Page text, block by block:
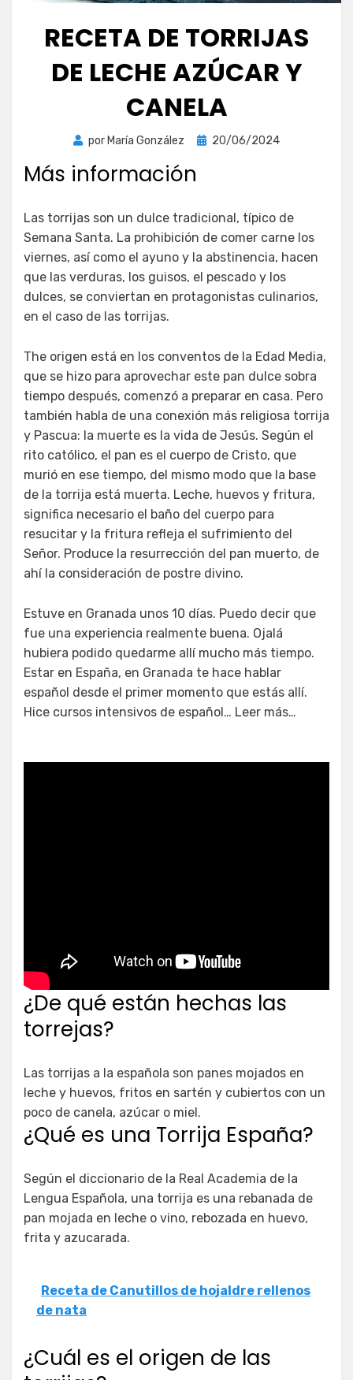
RECETA DE TORRIJAS
DE LECHE AZÚCAR Y
CANELA
por María González
Publicada
20/06/2024
Más información
Las torrijas son un dulce tradicional, típico de
Semana Santa. La prohibición de comer carne los
viernes, así como el ayuno y la abstinencia, hacen
que las verduras, los guisos, el pescado y los
dulces, se conviertan en protagonistas culinarios,
en el caso de las torrijas.
Τhe origen está en los conventos de la Edad Media,
que se hizo para aprovechar este pan dulce sobra
tiempo después, comenzó a preparar en casa. Pero
también habla de una conexión más religiosa torrija
y Pascua: la muerte es la vida de Jesús. Según el
rito católico, el pan es el cuerpo de Cristo, que
murió en ese tiempo, del mismo modo que la base
de la torrija está muerta. Leche, huevos y fritura,
significa necesario el baño del cuerpo para
resucitar y la fritura refleja el sufrimiento del
Señor. Produce la resurrección del pan muerto, de
ahí la consideración de postre divino.
Estuve en Granada unos 10 días. Puedo decir que
fue una experiencia realmente buena. Ojalá
hubiera podido quedarme allí mucho más tiempo.
Estar en España, en Granada te hace hablar
español desde el primer momento que estás allí.
Hice cursos intensivos de español… Leer más…
¿De qué están hechas las
torrejas?
Las torrijas a la española son panes mojados en
leche y huevos, fritos en sartén y cubiertos con un
poco de canela, azúcar o miel.
¿Qué es una Torrija España?
Según el diccionario de la Real Academia de la
Lengua Española, una torrija es una rebanada de
pan mojada en leche o vino, rebozada en huevo,
frita y azucarada.
Receta de Canutillos de hojaldre rellenos
de nata
¿Cuál es el origen de las